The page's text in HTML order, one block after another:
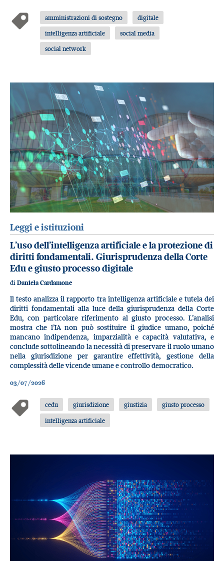
amministrazioni di sostegno
digitale
intelligenza artificiale
social media
social network
Leggi e istituzioni
L’uso dell’intelligenza artificiale e la protezione di
diritti fondamentali. Giurisprudenza della Corte
Edu e giusto processo digitale
di Daniela Cardamone
Il testo analizza il rapporto tra intelligenza artificiale e tutela dei
diritti fondamentali alla luce della giurisprudenza della Corte
Edu, con particolare riferimento al giusto processo. L’analisi
mostra che l’IA non può sostituire il giudice umano, poiché
mancano indipendenza, imparzialità e capacità valutativa, e
conclude sottolineando la necessità di preservare il ruolo umano
nella giurisdizione per garantire effettività, gestione della
complessità delle vicende umane e controllo democratico.
03/07/2026
cedu giurisdizione giustizia
giusto processo
intelligenza artificiale